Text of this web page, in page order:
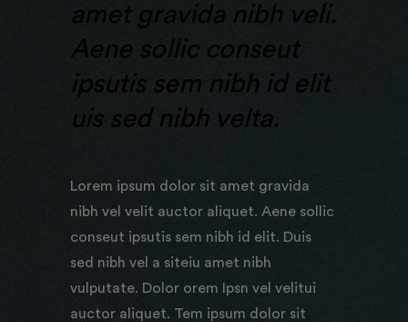
amet gravida nibh veli.
Aene sollic conseut
ipsutis sem nibh id elit
uis sed nibh velta.
Lorem ipsum dolor sit amet gravida
nibh vel velit auctor aliquet. Aene sollic
conseut ipsutis sem nibh id elit. Duis
sed nibh vel a siteiu amet nibh
vulputate. Dolor orem Ipsn vel velitui
auctor aliquet. Tem ipsum dolor sit